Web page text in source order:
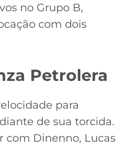
no Grupo B,
com dois
Petrolera
para
de sua torcida.
com Dinenno, Lucas